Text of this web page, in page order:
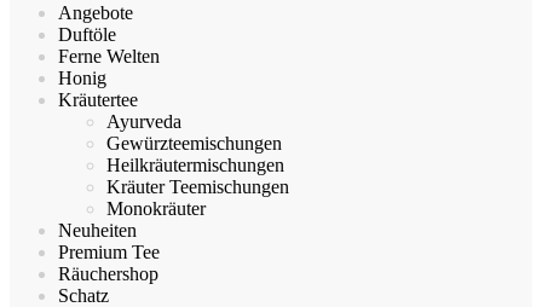
Angebote
Duftöle
Ferne Welten
Honig
Kräutertee
Ayurveda
Gewürzteemischungen
Heilkräutermischungen
Kräuter Teemischungen
Monokräuter
Neuheiten
Premium Tee
Räuchershop
Schatz